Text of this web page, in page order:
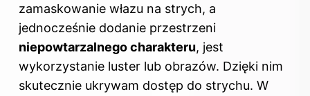
zamaskowanie włazu na strych, a
jednocześnie dodanie przestrzeni
niepowtarzalnego charakteru, jest
wykorzystanie luster lub obrazów. Dzięki nim
skutecznie ukrywam dostęp do strychu. W